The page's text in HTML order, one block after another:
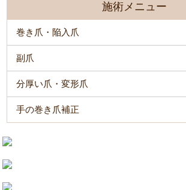
施術メニュー
巻き爪・陥入爪
副爪
分厚い爪・変形爪
手の巻き爪補正